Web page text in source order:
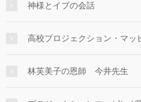
神様とイブの会話
高校プロジェクション・マッ
林芙美子の恩師 今井先生